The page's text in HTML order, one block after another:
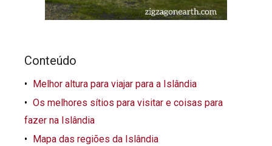
Conteúdo
Melhor altura para viajar para a Islândia
Os melhores sítios para visitar e coisas para
fazer na Islândia
Mapa das regiões da Islândia